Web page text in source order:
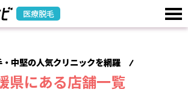
医療脱毛
・中堅の人気クリニックを網羅
県にある店舗一覧